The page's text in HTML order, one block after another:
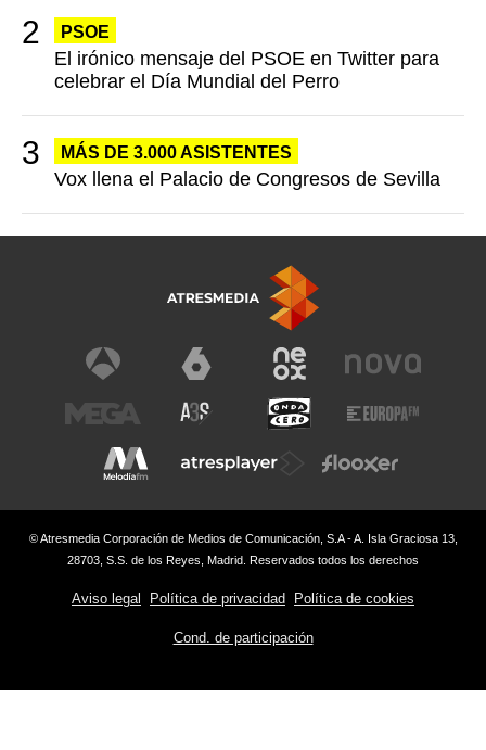
PSOE
El irónico mensaje del PSOE en Twitter para
celebrar el Día Mundial del Perro
MÁS DE 3.000 ASISTENTES
Vox llena el Palacio de Congresos de Sevilla
© Atresmedia Corporación de Medios de Comunicación, S.A - A. Isla Graciosa 13,
28703, S.S. de los Reyes, Madrid. Reservados todos los derechos
Aviso legal Política de privacidad Política de cookies
Cond. de participación